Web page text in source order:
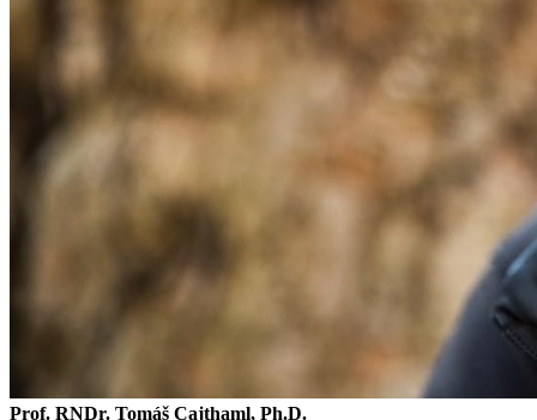
Prof. RNDr. Tomáš Cajthaml, Ph.D.